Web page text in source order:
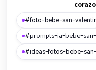
#foto-bebe-san-valentin
#prompts-ia-bebe-san-
#ideas-fotos-bebe-